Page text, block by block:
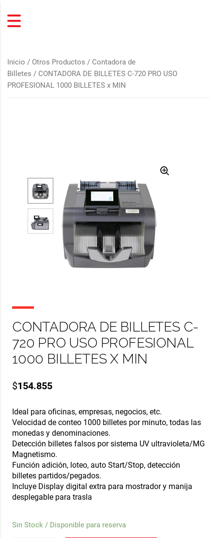
Inicio / Otros Productos / Contadora de
Billetes / CONTADORA DE BILLETES C-720 PRO USO
PROFESIONAL 1000 BILLETES x MIN
CONTADORA DE BILLETES C-
720 PRO USO PROFESIONAL
1000 BILLETES X MIN
$154.855
Ideal para oficinas, empresas, negocios, etc.
Velocidad de conteo 1000 billetes por minuto, todas las
monedas y denominaciones.
Detección billetes falsos por sistema UV ultravioleta/MG
Magnetismo.
Función adición, loteo, auto Start/Stop, detección
billetes partidos/pegados.
Incluye Display digital extra para mostrador y manija
desplegable para trasla
Sin Stock / Disponible para reserva